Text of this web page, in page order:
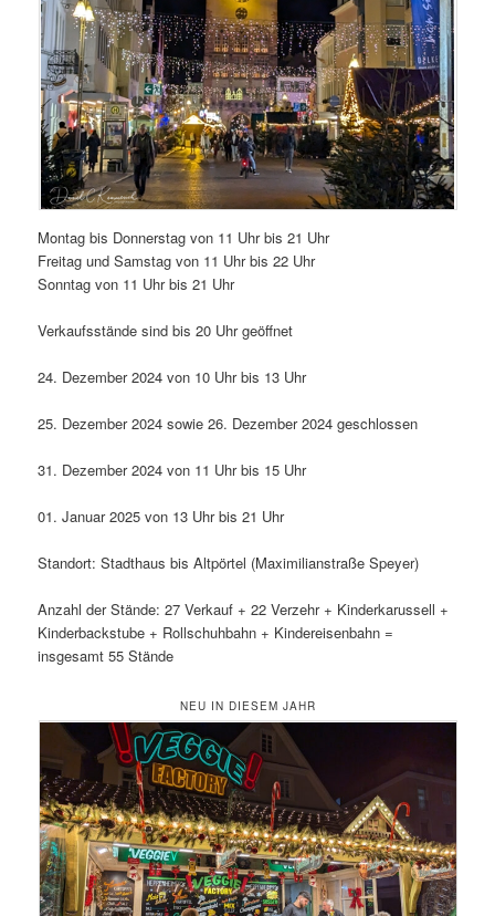
Montag bis Donnerstag von 11 Uhr bis 21 Uhr
Freitag und Samstag von 11 Uhr bis 22 Uhr
Sonntag von 11 Uhr bis 21 Uhr
Verkaufsstände sind bis 20 Uhr geöffnet
24. Dezember 2024 von 10 Uhr bis 13 Uhr
25. Dezember 2024 sowie 26. Dezember 2024 geschlossen
31. Dezember 2024 von 11 Uhr bis 15 Uhr
01. Januar 2025 von 13 Uhr bis 21 Uhr
Standort: Stadthaus bis Altpörtel (Maximilianstraße Speyer)
Anzahl der Stände: 27 Verkauf + 22 Verzehr + Kinderkarussell +
Kinderbackstube + Rollschuhbahn + Kindereisenbahn =
insgesamt 55 Stände
NEU IN DIESEM JAHR